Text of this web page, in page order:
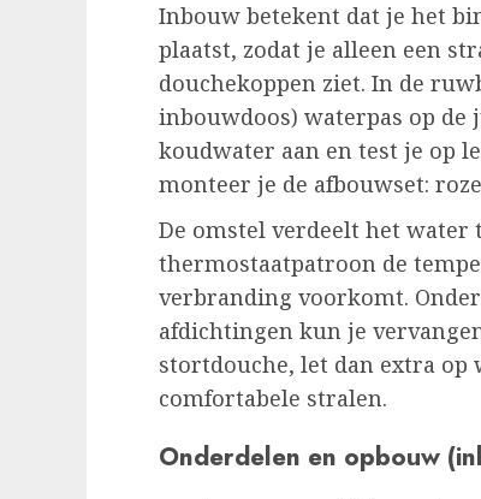
Inbouw betekent dat je het
plaatst, zodat je alleen een
douchekoppen ziet. In de
inbouwdoos) waterpas op
koudwater aan en test je op
monteer je de afbouwset:
De omstel verdeelt het
thermostaatpatroon de
verbranding voorkomt.
afdichtingen kun je
stortdouche, let dan extra
comfortabele stralen.
Onderdelen en opbouw